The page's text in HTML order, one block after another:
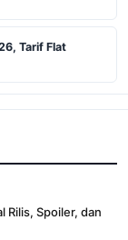
Tarif Flat
Rilis, Spoiler, dan